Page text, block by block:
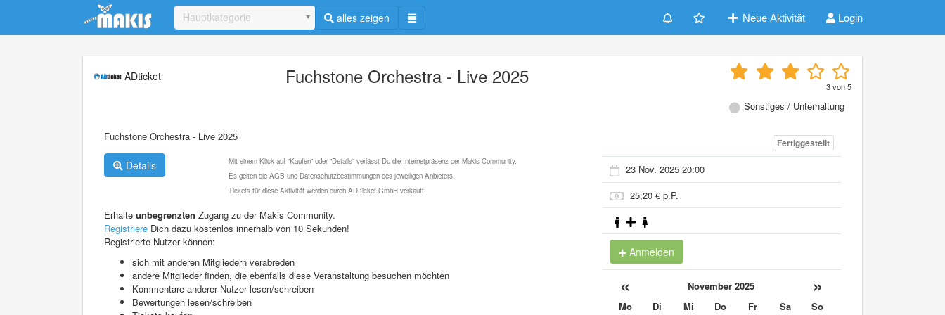
Update cookies preferences
Hauptkategorie alles zeigen Neue Aktivität Login
ADticket Fuchstone Orchestra - Live 2025 3von5
Sonstiges / Unterhaltung
Fuchstone Orchestra - Live 2025
Details
Mit einem Klick auf "Kaufen" oder "Details" verlässt Du die Internetpräsenz der Makis Community.
Es gelten die AGB und Datenschutzbestimmungen des jeweiligen Anbieters.
Tickets für diese Aktivität werden durch AD ticket GmbH verkauft.
Erhalte unbegrenzten Zugang zu der Makis Community.
Registriere Dich dazu kostenlos innerhalb von 10 Sekunden!
Registrierte Nutzer können:
sich mit anderen Mitgliedern verabreden
andere Mitglieder finden, die ebenfalls diese Veranstaltung besuchen möchten
Kommentare anderer Nutzer lesen/schreiben
Bewertungen lesen/schreiben
Fertiggestellt
23 Nov. 2025 20:00
25,20 € p.P.
Anmelden
« November 2025 »
Mo Di Mi Do Fr Sa
So